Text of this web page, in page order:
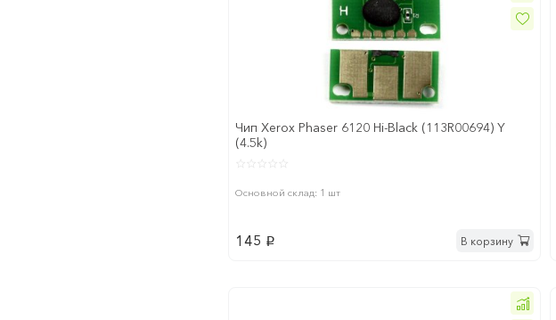
Чип Xerox Phaser 6120 Hi-Black (113R00694) Y
(4.5k)
Основной склад: 1 шт
145 p В корзину